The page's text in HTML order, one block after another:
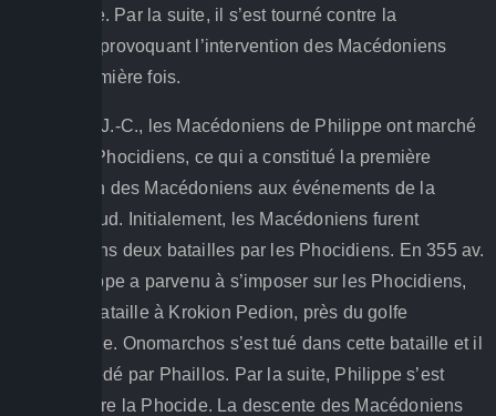
Orchomène. Par la suite, il s’est tourné contre la
Thessalie, provoquant l’intervention des Macédoniens
pour la première fois.
En 354 av. J.-C., les Macédoniens de Philippe ont marché
contre les Phocidiens, ce qui a constitué la première
intervention des Macédoniens aux événements de la
Grèce du sud. Initialement, les Macédoniens furent
vaincus dans deux batailles par les Phocidiens. En 355 av.
J.-C., Philippe a parvenu à s’imposer sur les Phocidiens,
lors de la bataille à Krokion Pedion, près du golfe
Pagasétique. Onomarchos s’est tué dans cette bataille et il
a été succédé par Phaillos. Par la suite, Philippe s’est
tourné contre la Phocide. La descente des Macédoniens